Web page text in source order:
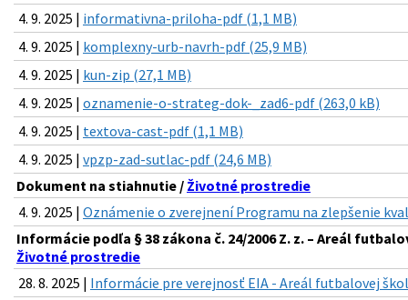
4. 9. 2025 | informativna-priloha-pdf (1,1 MB)
4. 9. 2025 | komplexny-urb-navrh-pdf (25,9 MB)
4. 9. 2025 | kun-zip (27,1 MB)
4. 9. 2025 | oznamenie-o-strateg-dok-_zad6-pdf (263,0 kB)
4. 9. 2025 | textova-cast-pdf (1,1 MB)
4. 9. 2025 | vpzp-zad-sutlac-pdf (24,6 MB)
Dokument na stiahnutie / Životné prostredie
4. 9. 2025 | Oznámenie o zverejnení Programu na zlepšenie
Informácie podľa § 38 zákona č. 24/2006 Z. z. – Areál
Životné prostredie
28. 8. 2025 | Informácie pre verejnosť EIA - Areál futbalovej